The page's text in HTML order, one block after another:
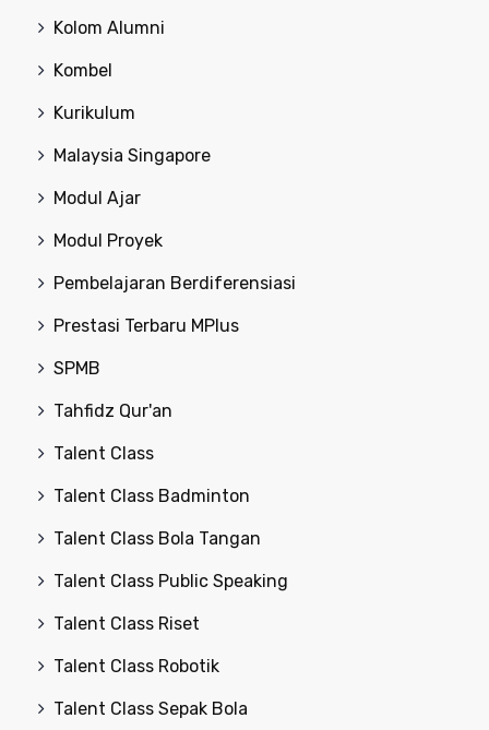
Kolom Alumni
Kombel
Kurikulum
Malaysia Singapore
Modul Ajar
Modul Proyek
Pembelajaran Berdiferensiasi
Prestasi Terbaru MPlus
SPMB
Tahfidz Qur'an
Talent Class
Talent Class Badminton
Talent Class Bola Tangan
Talent Class Public Speaking
Talent Class Riset
Talent Class Robotik
Talent Class Sepak Bola